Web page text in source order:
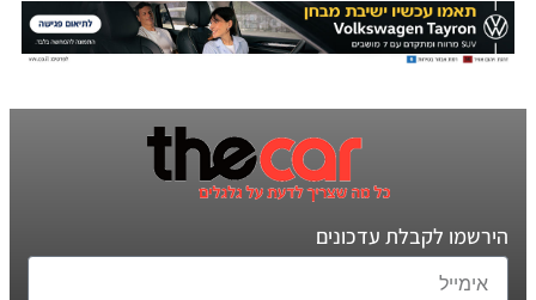
הירשמו לקבלת עדכונים